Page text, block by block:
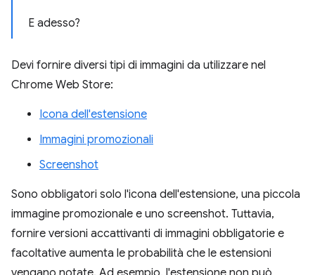
E adesso?
Devi fornire diversi tipi di immagini da utilizzare nel
Chrome Web Store:
Icona dell'estensione
Immagini promozionali
Screenshot
Sono obbligatori solo l'icona dell'estensione, una piccola
immagine promozionale e uno screenshot. Tuttavia,
fornire versioni accattivanti di immagini obbligatorie e
facoltative aumenta le probabilità che le estensioni